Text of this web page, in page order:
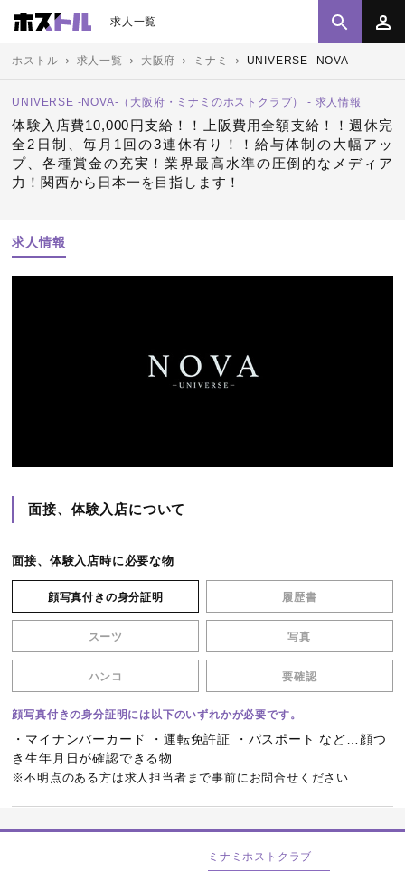
求人一覧
ホストル 求人一覧 大阪府 ミナミ UNIVERSE -NOVA-
UNIVERSE -NOVA-（大阪府・ミナミのホストクラブ） - 求人情報
体験入店費10,000円支給！！上阪費用全額支給！！週休完
全2日制、毎月1回の3連休有り！！給与体制の大幅アッ
プ、各種賞金の充実！業界最高水準の圧倒的なメディア
力！関西から日本一を目指します！
求人情報
面接、体験入店について
面接、体験入店時に必要な物
顔写真付きの身分証明 履歴書
スーツ 写真
ハンコ 要確認
顔写真付きの身分証明には以下のいずれかが必要です。
・マイナンバーカード ・運転免許証 ・パスポート など…顔つ
き生年月日が確認できる物
※不明点のある方は求人担当者まで事前にお問合せください
ミナミホストクラブ